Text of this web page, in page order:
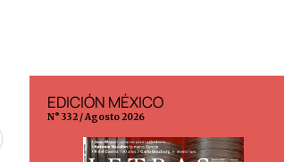
EDICIÓN MÉXICO
N° 332 / Agosto 2026